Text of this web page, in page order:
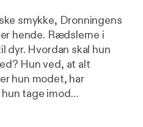
smykke, Dronningens
hende. Rædslerne i
dyr. Hvordan skal hun
Hun ved, at alt
hun modet, har
tage imod
indre konflikt og bruge sin